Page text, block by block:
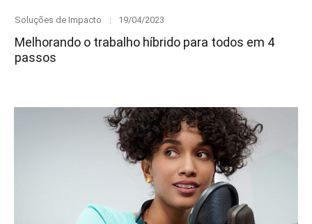
Category
Soluções de Impacto
Posted
19/04/2023
Melhorando o trabalho híbrido para todos em 4
passos